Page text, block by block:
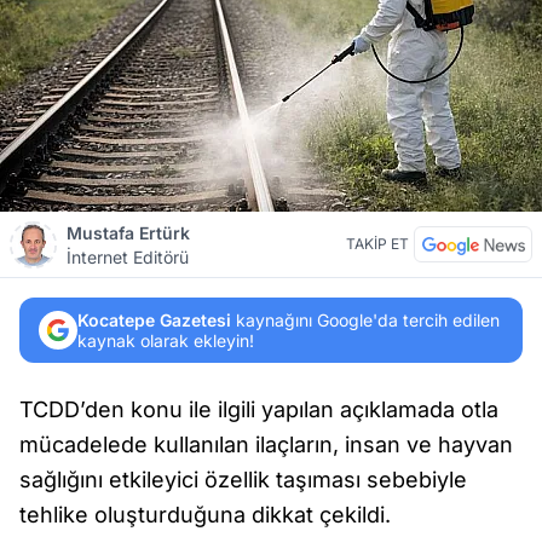
Mustafa Ertürk
İnternet Editörü
TAKİP ET
Kocatepe Gazetesi kaynağını Google'da tercih edilen
kaynak olarak ekleyin!
TCDD’den konu ile ilgili yapılan açıklamada otla
mücadelede kullanılan ilaçların, insan ve hayvan
sağlığını etkileyici özellik taşıması sebebiyle
tehlike oluşturduğuna dikkat çekildi.